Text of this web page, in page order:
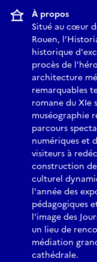
Profitez de cette
directement avec
À propos
Situé au cœur
Rouen,
historique
procès de
architecture
remarquables
romane du XIe
muséographie
parcours
numériques et
visiteurs à
construction
culturel
l'année des
pédagogiques
l'image des
un lieu de
médiation
cathédrale.